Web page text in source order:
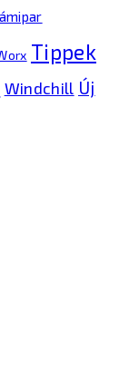
Tippek
Windchill Új